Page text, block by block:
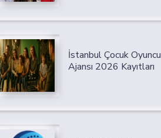
İstanbul Çocuk Oyuncu
Ajansı 2026 Kayıtları